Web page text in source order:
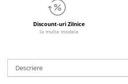
Discount-uri Zilnice
la multe modele
Descriere